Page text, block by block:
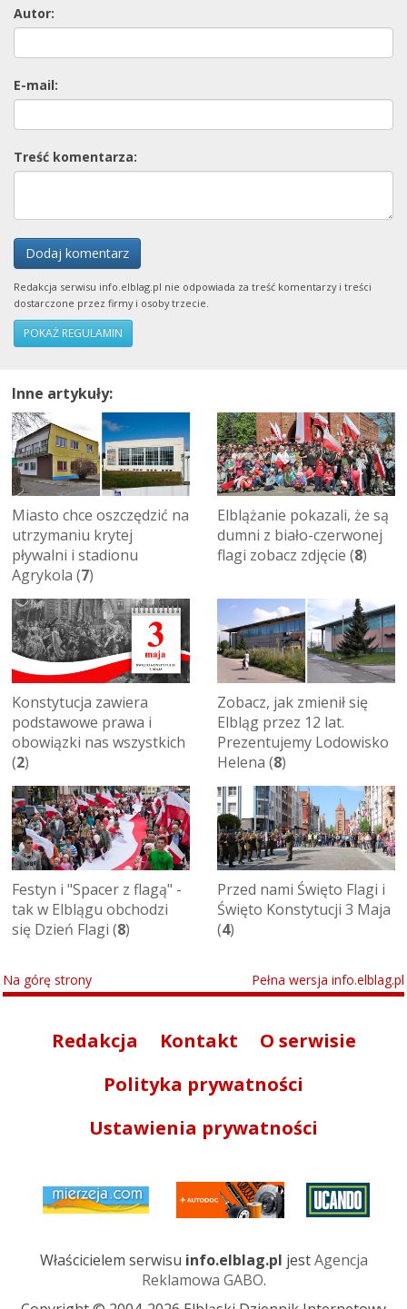
Autor:
E-mail:
Treść komentarza:
Dodaj komentarz
Redakcja serwisu info.elblag.pl nie odpowiada za treść komentarzy i treści
dostarczone przez firmy i osoby trzecie.
POKAŻ REGULAMIN
Inne artykuły:
Miasto chce oszczędzić na
utrzymaniu krytej
pływalni i stadionu
Agrykola (7)
Elblążanie pokazali, że są
dumni z biało-czerwonej
flagi zobacz zdjęcie (8)
Konstytucja zawiera
podstawowe prawa i
obowiązki nas wszystkich
(2)
Zobacz, jak zmienił się
Elbląg przez 12 lat.
Prezentujemy Lodowisko
Helena (8)
Festyn i "Spacer z flagą" -
tak w Elblągu obchodzi
się Dzień Flagi (8)
Przed nami Święto Flagi i
Święto Konstytucji 3 Maja
(4)
Na górę strony Pełna wersja info.elblag.pl
Redakcja Kontakt
O serwisie
Polityka prywatności
Ustawienia prywatności
Właścicielem serwisu info.elblag.pl jestAgencja
Reklamowa GABO.